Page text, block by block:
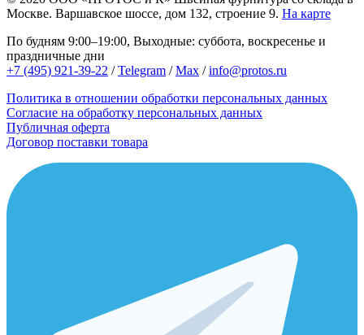
Москве. Варшавское шоссе, дом 132, строение 9. На карте
По будням 9:00–19:00, Выходные: суббота, воскресенье и
праздничные дни
+7 (495) 921-39-22 /Telegram /Max /info@protos.ru
Политика в отношении обработки персональных данных
Согласие на обработку персональных данных
Публичная оферта
Договор поставки товара